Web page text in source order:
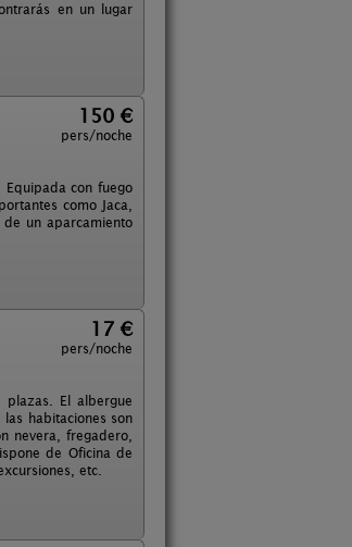
en un lugar
150 €
pers/noche
con fuego
como Jaca,
de un aparcamiento
17 €
pers/noche
El albergue
habitaciones son
nevera, fregadero,
de Oficina de
etc.